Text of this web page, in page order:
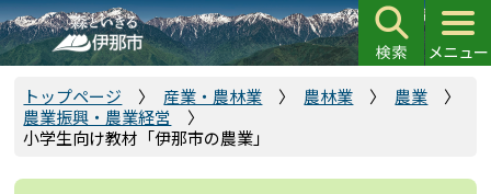
こ
の
ペ
先
トップページ 産業・農林業 農林業
農業
農業振興・農業経営
小学生向け教材「伊那市の農業」